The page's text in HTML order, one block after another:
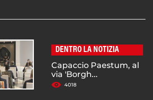
DENTRO LA NOTIZIA
Capaccio Paestum, al
via 'Borgh...
4018